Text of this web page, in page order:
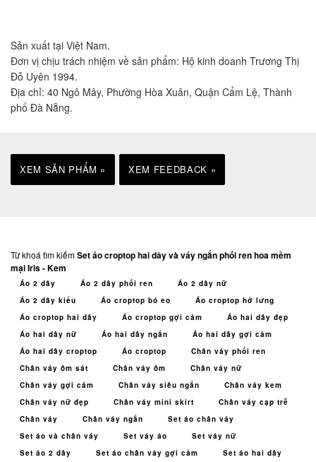
Sản xuất tại Việt Nam.
Đơn vị chịu trách nhiệm về sản phẩm: Hộ kinh doanh Trương Thị
Đỗ Uyên 1994.
Địa chỉ: 40 Ngô Mây, Phường Hòa Xuân, Quận Cẩm Lệ, Thành
phố Đà Nẵng.
XEM SẢN PHẨM » XEM FEEDBACK »
Từ khoá tìm kiếmSet áo croptop hai dây và váy ngắn phối ren hoa mềm
mại Iris - Kem
Áo 2 dây Áo 2 dây phối ren
Áo 2 dây nữ
Áo 2 dây kiểu
Áo croptop bó eo
Áo croptop hở lưng
Áo croptop hai dây
Áo croptop gợi cảm
Áo hai dây đẹp
Áo hai dây nữ
Áo hai dây ngắn
Áo hai dây gợi cảm
Áo hai dây croptop
Áo croptop
Chân váy phối ren
Chân váy ôm sát
Chân váy ôm
Chân váy nữ
Chân váy gợi cảm
Chân váy siêu ngắn
Chân váy kem
Chân váy nữ đẹp
Chân váy mini skirt
Chân váy cạp trễ
Chân váy
Chân váy ngắn
Set áo chân váy
Set áo và chân váy
Set váy áo
Set váy nữ
Set áo 2 dây
Set áo chân váy gợi cảm
Set áo hai dây